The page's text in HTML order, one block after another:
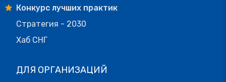
Конкурс лучших практик
Стратегия - 2030
Хаб СНГ
ДЛЯ ОРГАНИЗАЦИЙ